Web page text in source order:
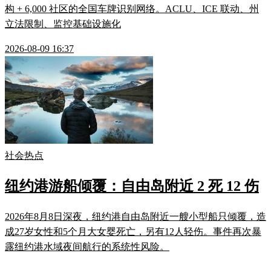
构 + 6,000 社区的全国车牌识别网络。ACLU、ICE 联动、州
立法限制、监控基础设施化
2026-08-09 16:37
社会热点
纽约港游船倾覆：自由岛附近 2 死 12 伤
2026年8月8日深夜，纽约港自由岛附近一艘小型船只倾覆，造
成27岁女性和5个月大女婴死亡，另有12人轻伤。事件再次暴
露纽约港水域夜间航行的系统性风险。